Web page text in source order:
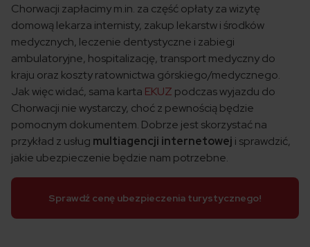
Chorwacji zapłacimy m.in. za część opłaty za wizytę
domową lekarza internisty, zakup lekarstw i środków
medycznych, leczenie dentystyczne i zabiegi
ambulatoryjne, hospitalizację, transport medyczny do
kraju oraz koszty ratownictwa górskiego/medycznego.
Jak więc widać, sama karta EKUZ podczas wyjazdu do
Chorwacji nie wystarczy, choć z pewnością będzie
pomocnym dokumentem. Dobrze jest skorzystać na
przykład z usług multiagencji internetowej i sprawdzić,
jakie ubezpieczenie będzie nam potrzebne.
Sprawdź cenę ubezpieczenia turystycznego!